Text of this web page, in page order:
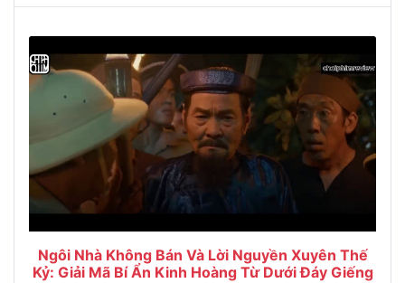
Ngôi Nhà Không Bán Và Lời Nguyền Xuyên Thế
Kỷ: Giải Mã Bí Ẩn Kinh Hoàng Từ Dưới Đáy Giếng